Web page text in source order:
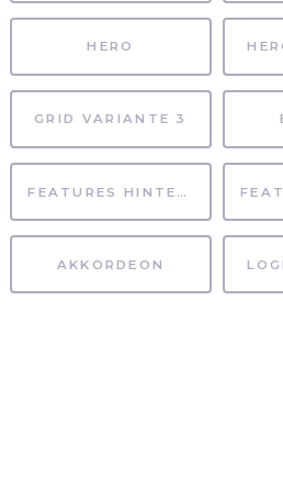
HERO
GRID VARIANTE 3
FEATURES HINTERGRUND
AKKORDEON